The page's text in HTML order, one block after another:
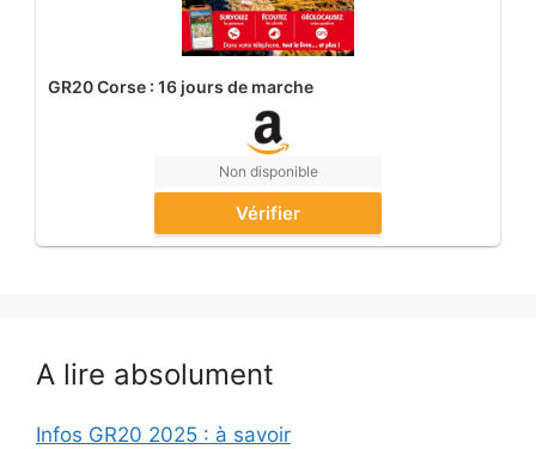
GR20 Corse : 16 jours de marche
Non disponible
Vérifier
A lire absolument
Infos GR20 2025 : à savoir